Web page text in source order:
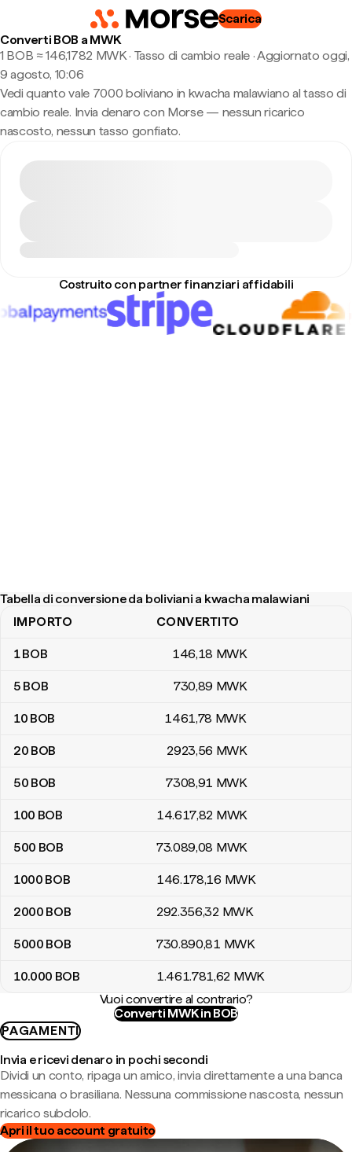
Scarica
Converti BOB a MWK
1 BOB ≈ 146,1782 MWK · Tasso di cambio reale·Aggiornato oggi,
9 agosto, 10:06
Vedi quanto vale 7000 boliviano in kwacha malawiano al tasso di
cambio reale. Invia denaro con Morse — nessun ricarico
nascosto, nessun tasso gonfiato.
Costruito con partner finanziari affidabili
Tabella di conversione da boliviani a kwacha malawiani
Tabella di conversione da boliviani a kwacha malawiani
IMPORTO CONVERTITO
1BOB 146,18 MWK
5 BOB 730,89 MWK
10 BOB 1461,78 MWK
20 BOB 2923,56 MWK
50 BOB 7308,91 MWK
100 BOB 14.617,82 MWK
500 BOB 73.089,08 MWK
1000 BOB 146.178,16 MWK
2000 BOB 292.356,32 MWK
5000 BOB 730.890,81 MWK
10.000 BOB 1.461.781,62 MWK
Vuoi convertire al contrario?
Converti MWK in BOB
PAGAMENTI
Invia e ricevi denaro in pochi secondi
Dividi un conto, ripaga un amico, invia direttamente a una banca
messicana o brasiliana. Nessuna commissione nascosta, nessun
ricarico subdolo.
Apri il tuo account gratuito